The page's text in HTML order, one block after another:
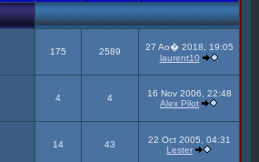
175 2589
27 Ao� 2018, 19:05
laurent10
4 4
16 Nov 2006, 22:48
Alex Pilot
14 43
22 Oct 2005, 04:31
Lester